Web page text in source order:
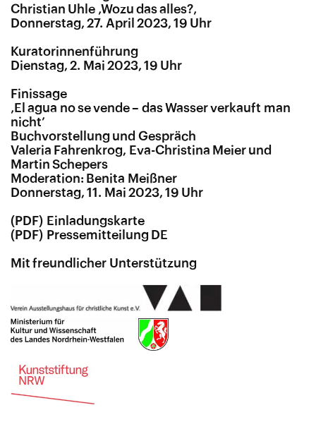
Christian Uhle ‚Wozu das alles?‚
Donnerstag, 27. April 2023, 19 Uhr
Kuratorinnenführung
Dienstag, 2. Mai 2023, 19 Uhr
Finissage
‚El agua no se vende – das Wasser verkauft man
nicht’
Buchvorstellung und Gespräch
Valeria Fahrenkrog, Eva-Christina Meier und
Martin Schepers
Moderation: Benita Meißner
Donnerstag, 11. Mai 2023, 19 Uhr
Einladungskarte
Pressemitteilung DE
Mit freundlicher Unterstützung